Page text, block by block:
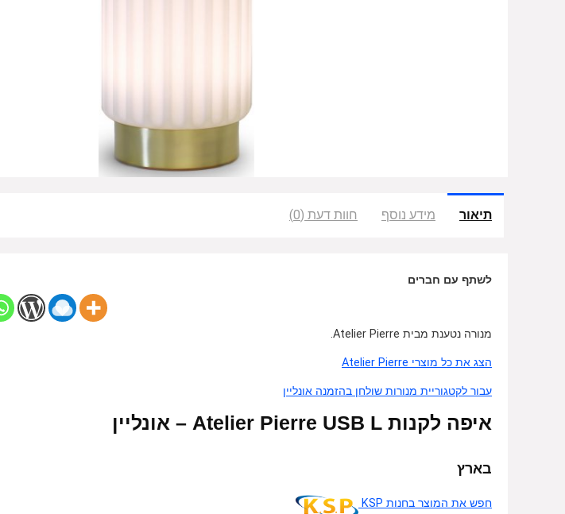
תיאור מידע נוסף חוות דעת (0)
לשתף עם חברים
מנורה נטענת מבית Atelier Pierre.
הצג את כל מוצרי Atelier Pierre
עבור לקטגוריית מנורות שולחן בהזמנה אונליין
איפה לקנות Atelier Pierre USB L – אונליין
בארץ
חפש את המוצר בחנות KSP